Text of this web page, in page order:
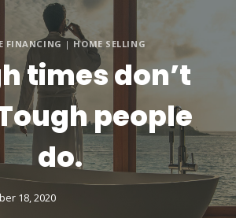
FINANCING | HOME SELLING
times don’t
people
do.
18, 2020